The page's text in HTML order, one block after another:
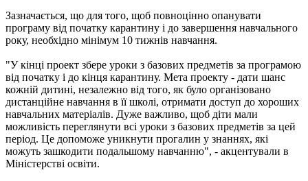
Зазначається, що для того, щоб повноцінно опанувати
програму від початку карантину і до завершення навчального
року, необхідно мінімум 10 тижнів навчання.
"У кінці проект збере уроки з базових предметів за програмою
від початку і до кінця карантину. Мета проекту - дати шанс
кожній дитині, незалежно від того, як було організовано
дистанційне навчання в її школі, отримати доступ до хороших
навчальних матеріалів. Дуже важливо, щоб діти мали
можливість переглянути всі уроки з базових предметів за цей
період. Це допоможе уникнути прогалин у знаннях, які
можуть зашкодити подальшому навчанню", - акцентували в
Міністерстві освіти.